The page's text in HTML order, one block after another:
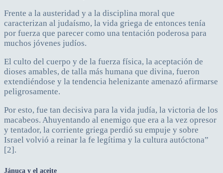
Frente a la austeridad y a la disciplina moral que
caracterizan al judaísmo, la vida griega de entonces tenía
por fuerza que parecer como una tentación poderosa para
muchos jóvenes judíos.
El culto del cuerpo y de la fuerza física, la aceptación de
dioses amables, de talla más humana que divina, fueron
extendiéndose y la tendencia helenizante amenazó afirmarse
peligrosamente.
Por esto, fue tan decisiva para la vida judía, la victoria de los
macabeos. Ahuyentando al enemigo que era a la vez opresor
y tentador, la corriente griega perdió su empuje y sobre
Israel volvió a reinar la fe legítima y la cultura autóctona”
[2].
Jánuca y el aceite